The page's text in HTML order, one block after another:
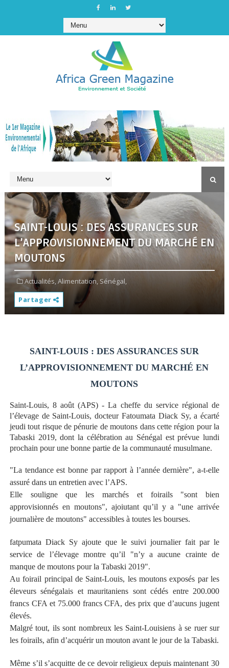
SAINT-LOUIS : DES ASSURANCES SUR
L’APPROVISIONNEMENT DU MARCHÉ EN
MOUTONS
Actualités,Alimentation, Sénégal,
Partager
SAINT-LOUIS : DES ASSURANCES SUR
L’APPROVISIONNEMENT DU MARCHÉ EN
MOUTONS
Saint-Louis, 8 août (APS) - La cheffe du service régional de
l’élevage de Saint-Louis, docteur Fatoumata Diack Sy, a écarté
jeudi tout risque de pénurie de moutons dans cette région pour la
Tabaski 2019, dont la célébration au Sénégal est prévue lundi
prochain pour une bonne partie de la communauté musulmane.
"La tendance est bonne par rapport à l’année dernière", a-t-elle
assuré dans un entretien avec l’APS.
Elle souligne que les marchés et foirails "sont bien
approvisionnés en moutons", ajoiutant qu’il y a "une arrivée
journalière de moutons" accessibles à toutes les bourses.
fatpumata Diack Sy ajoute que le suivi journalier fait par le
service de l’élevage montre qu’il "n’y a aucune crainte de
manque de moutons pour la Tabaski 2019".
Au foirail principal de Saint-Louis, les moutons exposés par les
éleveurs sénégalais et mauritaniens sont cédés entre 200.000
francs CFA et 75.000 francs CFA, des prix que d’aucuns jugent
élevés.
Malgré tout, ils sont nombreux les Saint-Louisiens à se ruer sur
les foirails, afin d’acquérir un mouton avant le jour de la Tabaski.
Même s’il s’acquitte de ce devoir religieux depuis maintenant 30